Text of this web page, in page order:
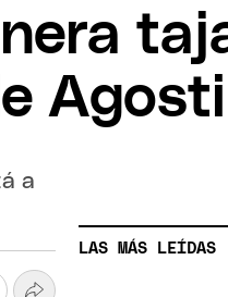
a
LAS MÁS LEÍDAS